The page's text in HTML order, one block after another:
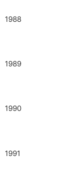
1988
1989
1990
1991